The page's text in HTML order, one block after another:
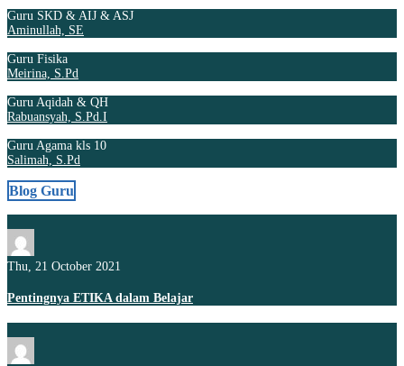
Guru SKD & AIJ & ASJ
Aminullah, SE
Guru Fisika
Meirina, S.Pd
Guru Aqidah & QH
Rabuansyah, S.Pd.I
Guru Agama kls 10
Salimah, S.Pd
Blog Guru
Thu, 21 October 2021
Pentingnya ETIKA dalam Belajar